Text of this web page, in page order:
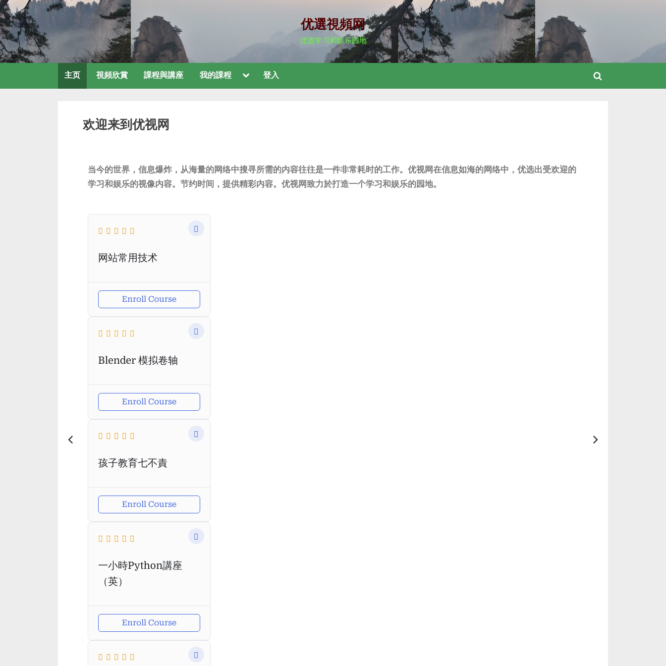
优選視頻网
优选学习和娱乐园地
主页 視頻欣賞 課程與講座 我的課程 登入
欢迎来到优视网
当今的世界，信息爆炸，从海量的网络中搜寻所需的内容往往是一件非常耗时的工作。优视网在信息如海的网络中，优选出受欢迎的
学习和娱乐的视像内容。节约时间，提供精彩内容。优视网致力於打造一个学习和娱乐的园地。
网站常用技术
Enroll Course
Blender 模拟卷轴
Enroll Course
孩子教育七不責
Enroll Course
一小時Python講座
（英）
Enroll Course